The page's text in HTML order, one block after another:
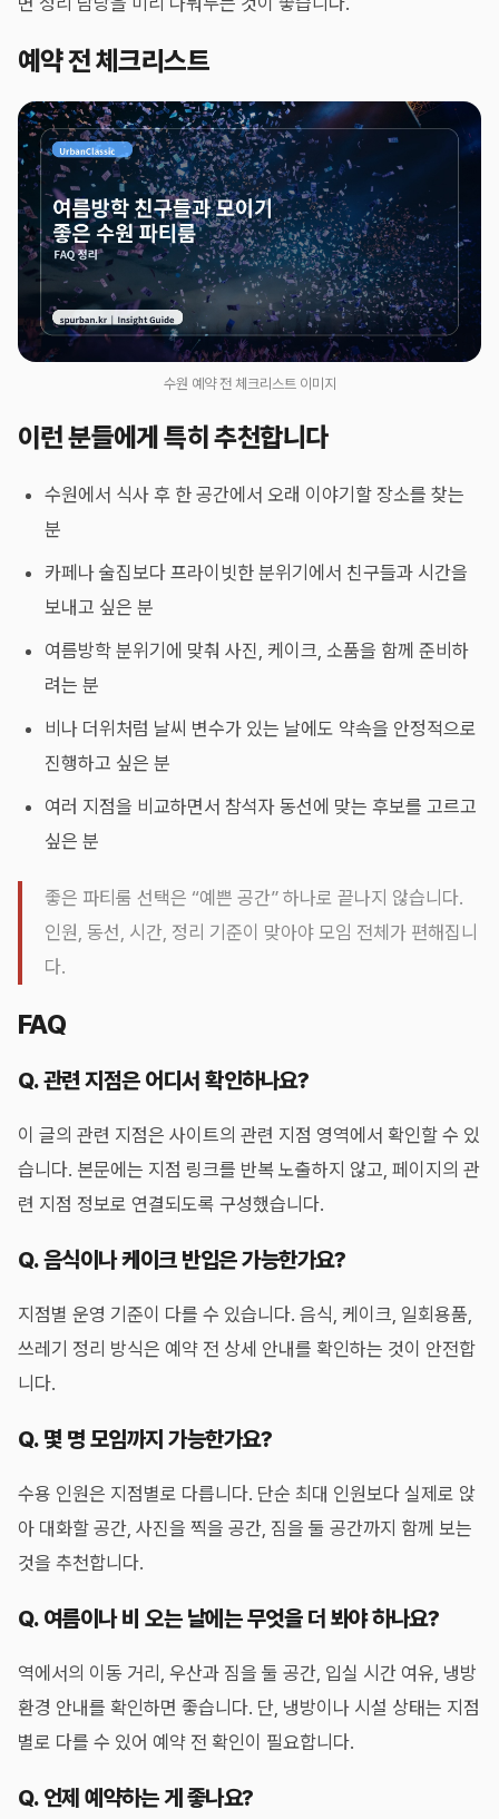
예약 전 체크리스트
수원 예약 전 체크리스트 이미지
이런 분들에게 특히 추천합니다
수원에서 식사 후 한 공간에서 오래 이야기할 장소를 찾는
분
카페나 술집보다 프라이빗한 분위기에서 친구들과 시간을
보내고 싶은 분
여름방학 분위기에 맞춰 사진, 케이크, 소품을 함께 준비하
려는 분
비나 더위처럼 날씨 변수가 있는 날에도 약속을 안정적으로
진행하고 싶은 분
여러 지점을 비교하면서 참석자 동선에 맞는 후보를 고르고
싶은 분
좋은 파티룸 선택은 “예쁜 공간” 하나로 끝나지 않습니다.
인원, 동선, 시간, 정리 기준이 맞아야 모임 전체가 편해집니
다.
FAQ
Q. 관련 지점은 어디서 확인하나요?
이 글의 관련 지점은 사이트의 관련 지점 영역에서 확인할 수 있
습니다. 본문에는 지점 링크를 반복 노출하지 않고, 페이지의 관
련 지점 정보로 연결되도록 구성했습니다.
Q. 음식이나 케이크 반입은 가능한가요?
지점별 운영 기준이 다를 수 있습니다. 음식, 케이크, 일회용품,
쓰레기 정리 방식은 예약 전 상세 안내를 확인하는 것이 안전합
니다.
Q. 몇 명 모임까지 가능한가요?
수용 인원은 지점별로 다릅니다. 단순 최대 인원보다 실제로 앉
아 대화할 공간, 사진을 찍을 공간, 짐을 둘 공간까지 함께 보는
것을 추천합니다.
Q. 여름이나 비 오는 날에는 무엇을 더 봐야 하나요?
역에서의 이동 거리, 우산과 짐을 둘 공간, 입실 시간 여유, 냉방
환경 안내를 확인하면 좋습니다. 단, 냉방이나 시설 상태는 지점
별로 다를 수 있어 예약 전 확인이 필요합니다.
Q. 언제 예약하는 게 좋나요?